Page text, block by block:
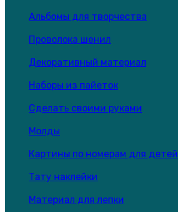
Альбомы для творчества
Проволока шенил
Декоративный материал
Наборы из пайеток
Сделать своими руками
Молды
Картины по номерам для детей
Тату наклейки
Материал для лепки